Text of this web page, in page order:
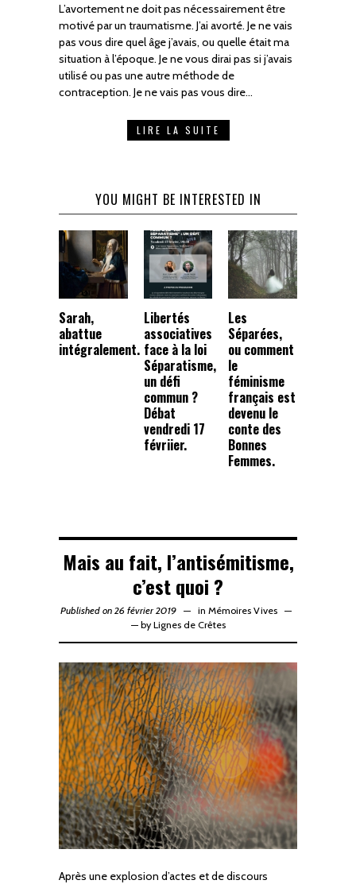
L’avortement ne doit pas nécessairement être
motivé par un traumatisme. J’ai avorté. Je ne vais
pas vous dire quel âge j’avais, ou quelle était ma
situation à l’époque. Je ne vous dirai pas si j’avais
utilisé ou pas une autre méthode de
contraception. Je ne vais pas vous dire…
LIRE LA SUITE
YOU MIGHT BE INTERESTED IN
Sarah,
abattue
intégralement.
Libertés
associatives
face à la loi
Séparatisme,
un défi
commun ?
Débat
vendredi 17
févriier.
Les
Séparées,
ou comment
le
féminisme
français est
devenu le
conte des
Bonnes
Femmes.
Mais au fait, l’antisémitisme,
c’est quoi ?
Published on 26 février 2019 in Mémoires Vives
—by Lignes de Crêtes
Après une explosion d’actes et de discours